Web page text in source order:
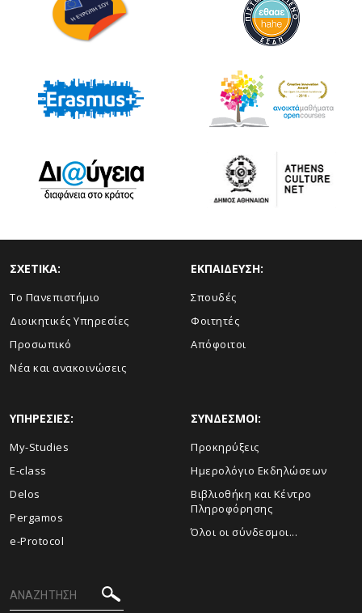
ΣΧΕΤΙΚΑ:
Το Πανεπιστήμιο
Διοικητικές Υπηρεσίες
Προσωπικό
Νέα και ανακοινώσεις
ΕΚΠΑΙΔΕΥΣΗ:
Σπουδές
Φοιτητές
Απόφοιτοι
ΥΠΗΡΕΣΙΕΣ:
My-Studies
E-class
Delos
Pergamos
e-Protocol
ΣΥΝΔΕΣΜΟΙ:
Προκηρύξεις
Ημερολόγιο Εκδηλώσεων
Βιβλιοθήκη και Κέντρο
Πληροφόρησης
Όλοι οι σύνδεσμοι...